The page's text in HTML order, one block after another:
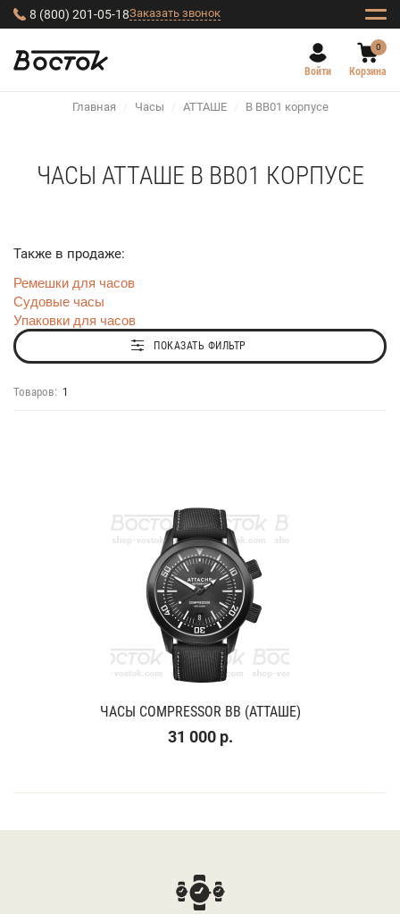
8 (800) 201-05-18Заказать звонок
Войти
0
Корзина
Главная / Часы / АТТАШЕ / В BB01 корпусе
ЧАСЫ АТТАШЕ В BB01 КОРПУСЕ
Также в продаже:
Ремешки для часов
Судовые часы
Упаковки для часов
ПОКАЗАТЬ ФИЛЬТР
Товаров: 1
ЧАСЫ COMPRESSOR BB (АТТАШЕ)
31 000 р.